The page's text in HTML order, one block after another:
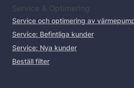
Service & Optimering
Service och optimering av
Service: Befintliga kunder
Service: Nya kunder
Beställ filter